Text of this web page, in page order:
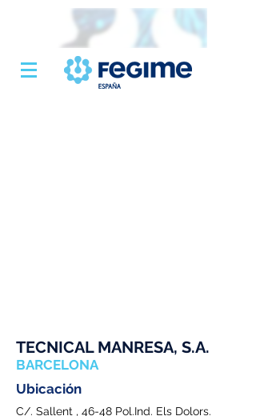
TECNICAL MANRESA, S.A.
BARCELONA
Ubicación
C/. Sallent , 46-48 Pol.Ind. Els Dolors.